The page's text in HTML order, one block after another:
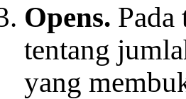
Opens.
tentang
yang